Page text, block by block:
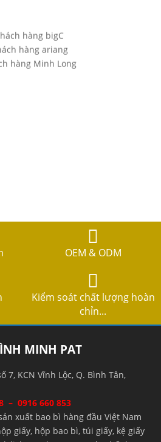
OEM & ODM
Kiểm soát chất lượng hoàn
chỉn...
MINH PAT
7, KCN Vĩnh Lộc, Q. Bình Tân,
– 0916 660 853
xuất bao bì hàng đầu Việt Nam
giấy, hộp bao bì, túi giấy, kệ giấy